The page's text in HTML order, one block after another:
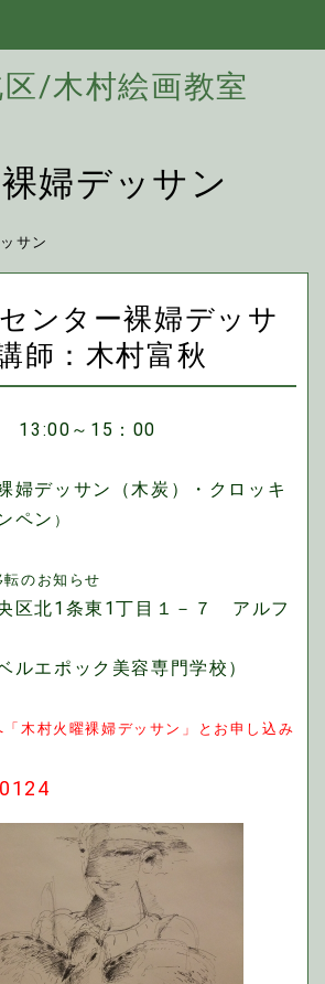
区/木村絵画教室
婦デッサン
サン
ンター裸婦デッサ
師：木村富秋
～15：00
婦デッサン（木炭）・クロッキ
ペン ）
のお知らせ
区北1条東1丁目１－７ アルフ
ポック美容専門学校）
木村火曜裸婦デッサン」とお申し込み